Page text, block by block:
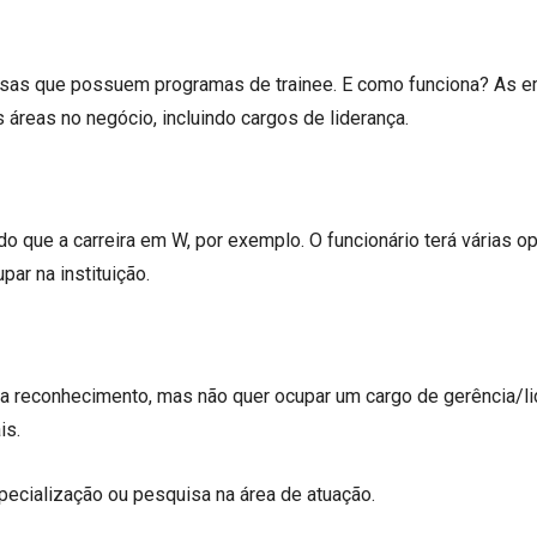
que possuem programas de trainee. E como funciona? As
no negócio, incluindo cargos de liderança.
que a carreira em W, por exemplo. O funcionário terá várias
na instituição.
mas não quer ocupar um cargo de gerência/
ou pesquisa na área de atuação.